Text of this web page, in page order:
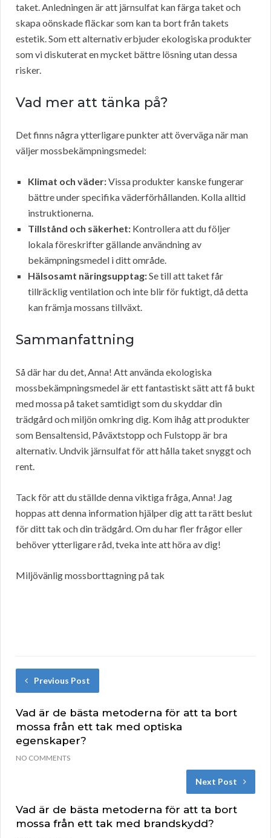
taket. Anledningen är att järnsulfat kan färga taket och
skapa oönskade fläckar som kan ta bort från takets
estetik. Som ett alternativ erbjuder ekologiska produkter
som vi diskuterat en mycket bättre lösning utan dessa
risker.
Vad mer att tänka på?
Det finns några ytterligare punkter att överväga när man
väljer mossbekämpningsmedel:
Klimat och väder:Vissa produkter kanske fungerar
bättre under specifika väderförhållanden. Kolla alltid
instruktionerna.
Tillstånd och säkerhet: Kontrollera att du följer
lokala föreskrifter gällande användning av
bekämpningsmedel i ditt område.
Hälsosamt näringsupptag:Se till att taket får
tillräcklig ventilation och inte blir för fuktigt, då detta
kan främja mossans tillväxt.
Sammanfattning
Så där har du det, Anna! Att använda ekologiska
mossbekämpningsmedel är ett fantastiskt sätt att få bukt
med mossa på taket samtidigt som du skyddar din
trädgård och miljön omkring dig. Kom ihåg att produkter
som Bensaltensid, Påväxtstopp och Fulstopp är bra
alternativ. Undvik järnsulfat för att hålla taket snyggt och
rent.
Tack för att du ställde denna viktiga fråga, Anna! Jag
hoppas att denna information hjälper dig att ta rätt beslut
för ditt tak och din trädgård. Om du har fler frågor eller
behöver ytterligare råd, tveka inte att höra av dig!
Miljövänlig mossborttagning på tak
Previous Post
Vad är de bästa metoderna för att ta bort
mossa från ett tak med optiska
egenskaper?
NO COMMENTS
Next Post
Vad är de bästa metoderna för att ta bort
mossa från ett tak med brandskydd?